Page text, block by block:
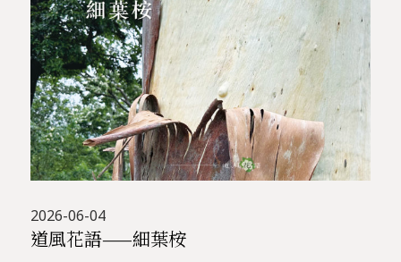
2026-06-04
道風花語——細葉桉